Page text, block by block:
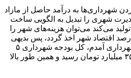
این امر، روی آوردن شهرداری‌ها به درآمد حاصل از مازاد
شهری را تبدیل به الگویی ساخت
که بخش ساختمان از بخش ساختمان که تنها ۷ درصد ارزش افزوده شهر را تولید می‌کند می‌توان هزینه‌های شهر را
عمرانی گرفته تا اجتماعی و محیط زیستی تامین کرد. در نتیجه در عمل ۸۰ درصد درآمد شهرداری به تولید ساختمان وابسته شد تا ۲۰ درصد باقیمانده از ۹۳ درصد اقتصاد شهر اخذ گردد، پس بدیهی
بود که همه کارکرد و کالبد شهر به بخش مسکن تسلیم شود. غلامحسین کرباسچی شهردار تهران در دهه هفتاد خورشیدی در این باره می‌گوید: «…سال ۱۳۶۸ که من به شهرداری آمدم، کل بودجه شهرداری ۵
میلیارد و ۵۰۰ میلیون تومان بود.با حرکتی که در آن زمان به عنوان «عوارض ساخت و ساز» شروع شد در سال اول درآمد شهرداری از ۵ به ۱۷ میلیارد و در سال دوم به ۳۵ میلیارد تومان رسید و همین طور بالا